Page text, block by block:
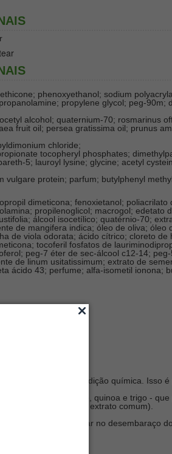
phenoxyethanol; sodium
propylene glycol; peg-90m;
alcohol; quaternium-70; rosmarinus
fruit oil; persea gratissima oil; prunus
chloride;
tocopheryl phosphates;
5; lauroyl lysine; glycine; acetyl
protein; parfum; butylphenyl
dimeticona; fenoxietanol;
propilenoglicol; macrogol; edetato
álcool isocetílico; quatérnio-70;
de mangifera indica; óleo de oliva; óleo
de viola odorata; ácido cítrico; cloreto de
tocoferil fosfatos de
peg-7 éter de sec-álcool c12-14;
de linum usitatissimum; extrato de
ácido 43; perfume; alfa-isometil ionona;
mais pura, sem adição química. Isso
seus efeitos.
integrais - linho, quinoa e trigo -
comparado a um extrato comum).
para auxiliar no desembaraço